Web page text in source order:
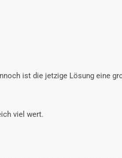
ist die jetzige Lösung eine
viel wert.